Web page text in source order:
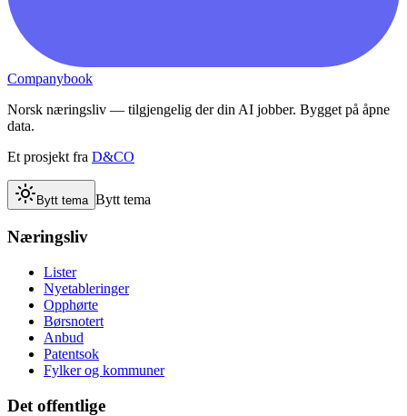
Companybook
Norsk næringsliv — tilgjengelig der din AI jobber. Bygget på åpne
data.
Et prosjekt fra D&CO
Bytt tema Bytt tema
Næringsliv
Lister
Nyetableringer
Opphørte
Børsnotert
Anbud
Patentsok
Fylker og kommuner
Det offentlige